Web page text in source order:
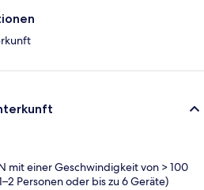
mit einer Geschwindigkeit von > 100
Personen oder bis zu 6 Geräte)